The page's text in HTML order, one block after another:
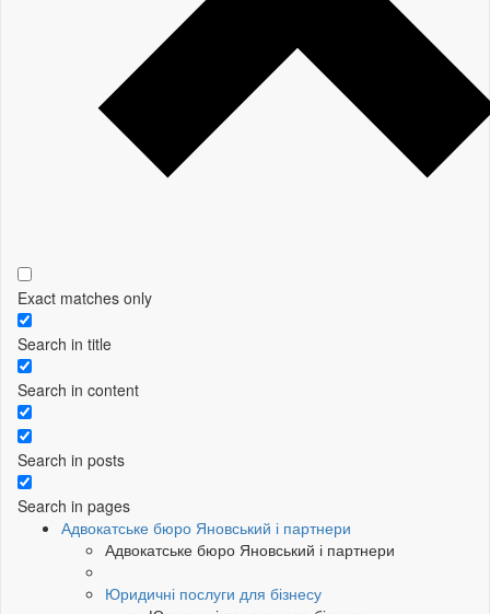
Exact matches only
Search in title
Search in content
Search in posts
Search in pages
Адвокатське бюро Яновський і партнери
Адвокатське бюро Яновський і партнери
Юридичні послуги для бізнесу